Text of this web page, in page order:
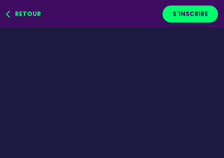
RETOUR S`INSCRIRE